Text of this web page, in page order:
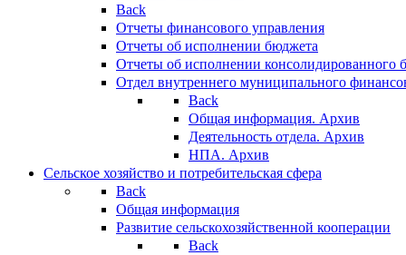
Back
Отчеты финансового управления
Отчеты об исполнении бюджета
Отчеты об исполнении консолидированного
Отдел внутреннего муниципального
Back
Общая информация. Архив
Деятельность отдела. Архив
НПА. Архив
Сельское хозяйство и потребительская сфера
Back
Общая информация
Развитие сельскохозяйственной кооперации
Back